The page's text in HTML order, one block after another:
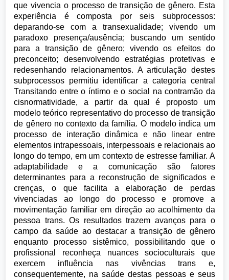
que vivencia o processo de transição de gênero. Esta
experiência é composta por seis subprocessos:
deparando-se com a transexualidade; vivendo um
paradoxo presença/ausência; buscando um sentido
para a transição de gênero; vivendo os efeitos do
preconceito; desenvolvendo estratégias protetivas e
redesenhando relacionamentos. A articulação destes
subprocessos permitiu identificar a categoria central
Transitando entre o íntimo e o social na contramão da
cisnormatividade, a partir da qual é proposto um
modelo teórico representativo do processo de transição
de gênero no contexto da família. O modelo indica um
processo de interação dinâmica e não linear entre
elementos intrapessoais, interpessoais e relacionais ao
longo do tempo, em um contexto de estresse familiar. A
adaptabilidade e a comunicação são fatores
determinantes para a reconstrução de significados e
crenças, o que facilita a elaboração de perdas
vivenciadas ao longo do processo e promove a
movimentação familiar em direção ao acolhimento da
pessoa trans. Os resultados trazem avanços para o
campo da saúde ao destacar a transição de gênero
enquanto processo sistêmico, possibilitando que o
profissional reconheça nuances socioculturais que
exercem influência nas vivências trans e,
consequentemente, na saúde destas pessoas e seus